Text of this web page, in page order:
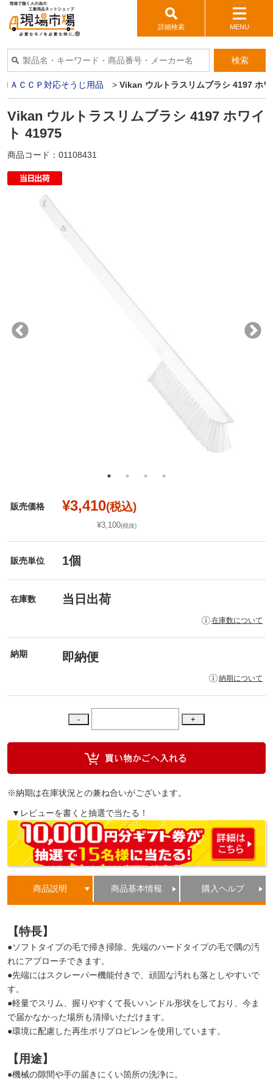
詳細検索 MENU
検索
ＨＡＣＣＰ対応そうじ用品 > Vikan ウルトラスリムブラシ 4197 ホ
Vikan ウルトラスリムブラシ 4197 ホワイ
ト 41975
商品コード： 01108431
販売価格 ¥3,410(税込)
¥3,100(税抜)
販売単位 1個
在庫数 当日出荷
在庫数について
納期 即納便
納期について
※納期は在庫状況との兼ね合いがございます。
▼レビューを書くと抽選で当たる！
商品説明 商品基本情報 購入ヘルプ
【特長】
●ソフトタイプの毛で掃き掃除、先端のハードタイプの毛で隅の汚
れにアプローチできます。
●先端にはスクレーパー機能付きで、頑固な汚れも落としやすいで
す。
●軽量でスリム、握りやすくて長いハンドル形状をしており、今ま
で届かなかった場所も清掃いただけます。
●環境に配慮した再生ポリプロピレンを使用しています。
【用途】
●機械の隙間や手の届きにくい箇所の洗浄に。